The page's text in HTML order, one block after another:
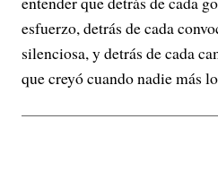
esfuerzo, detrás de cada
silenciosa, y detrás de cada
que creyó cuando nadie más